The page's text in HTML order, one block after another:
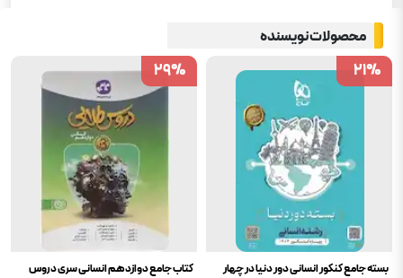
محصولات نویسنده
بسته جامع کنکور انسانی دور دنیا در چهار
21%
21%
کتاب جامع دوازدهم انسانی سری دروس
29%
29%